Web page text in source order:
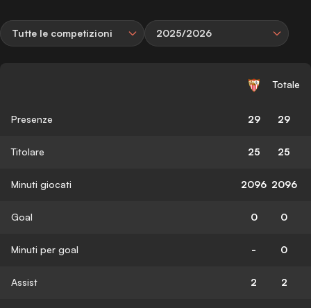
Tutte le competizioni 2025/2026
Totale
Presenze 29 29
Titolare 25 25
Minuti giocati 2096 2096
Goal 0 0
Minuti per goal - 0
Assist 2 2